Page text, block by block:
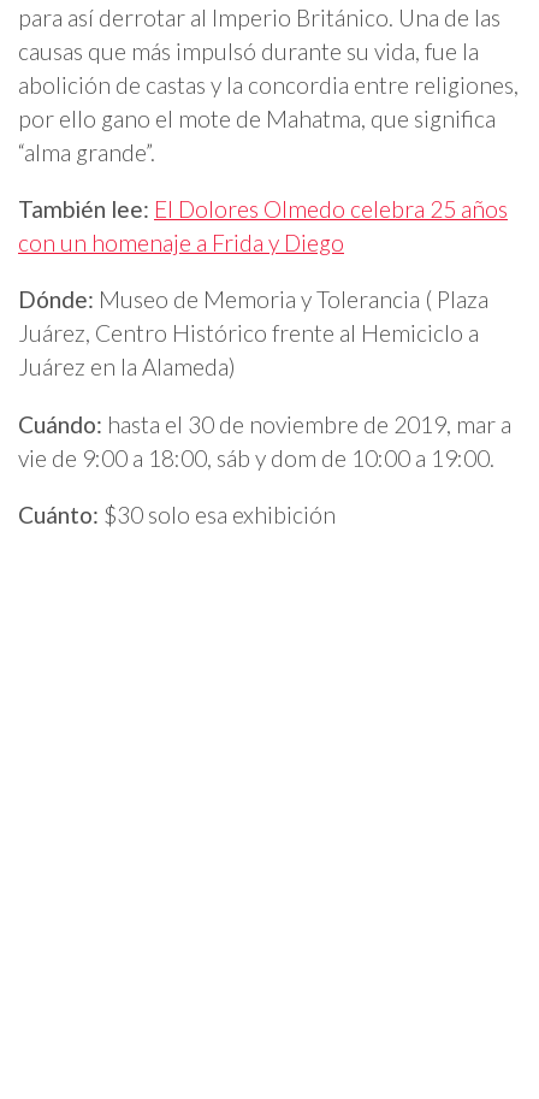
para así derrotar al Imperio Británico. Una de las
causas que más impulsó durante su vida, fue la
abolición de castas y la concordia entre religiones,
por ello gano el mote de Mahatma, que significa
“alma grande”.
También lee: El Dolores Olmedo celebra 25 años
con un homenaje a Frida y Diego
Dónde: Museo de Memoria y Tolerancia ( Plaza
Juárez, Centro Histórico frente al Hemiciclo a
Juárez en la Alameda)
Cuándo: hasta el 30 de noviembre de 2019, mar a
vie de 9:00 a 18:00, sáb y dom de 10:00 a 19:00.
Cuánto: $30 solo esa exhibición